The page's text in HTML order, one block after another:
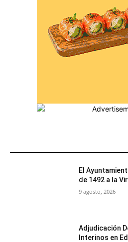
El
de 1492 a la
9 agosto, 2026
Adjudicación
Interinos en